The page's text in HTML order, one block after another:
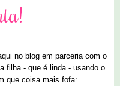
no blog em parceria com o
filha - que é linda - usando o
que coisa mais fofa: